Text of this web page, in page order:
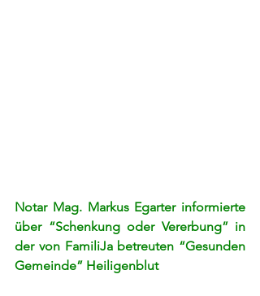
Notar Mag. Markus Egarter informierte
über “Schenkung oder Vererbung” in
der von FamiliJa betreuten “Gesunden
Gemeinde” Heiligenblut